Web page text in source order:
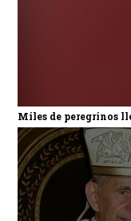
Miles de peregrinos